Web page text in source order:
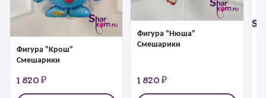
Фигура "Крош"
Смешарики
1 820 ₽
Фигура "Нюша"
Смешарики
1 820 ₽